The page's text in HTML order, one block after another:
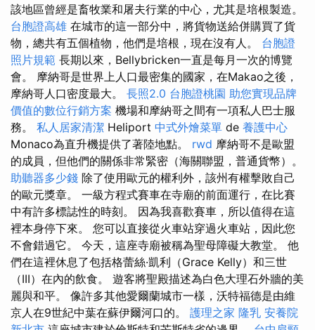
該地區曾經是畜牧業和屠夫行業的中心，尤其是培根製造。
台胞證高雄 在城市的這一部分中，將貨物送給併購買了貨
物，總共有五個植物，他們是培根，現在沒有人。 台胞證
照片規範 長期以來，Bellybricken一直是每月一次的博覽
會。 摩納哥是世界上人口最密集的國家，在Makao之後，
摩納哥人口密度最大。 長照2.0 台胞證桃園 助您實現品牌
價值的數位行銷方案 機場和摩納哥之間有一項私人巴士服
務。 私人居家清潔 Heliport 中式外燴菜單 de 養護中心
Monaco為直升機提供了著陸地點。 rwd 摩納哥不是歐盟
的成員，但他們的關係非常緊密（海關聯盟，普通貨幣）。
助聽器多少錢 除了使用歐元的權利外，該州有權擊敗自己
的歐元獎章。 一級方程式賽車在寺廟的前面運行，在比賽
中有許多標誌性的時刻。 因為我喜歡賽車，所以值得在這
裡本身停下來。 您可以直接從火車站穿過火車站，因此您
不會錯過它。 今天，這座寺廟被稱為聖母障礙大教堂。 他
們在這裡休息了包括格蕾絲·凱利（Grace Kelly）和三世
（III）在內的飲食。 遊客將聖殿描述為白色大理石外牆的美
麗與和平。 像許多其他愛爾蘭城市一樣，沃特福德是由維
京人在9世紀中葉在蘇伊爾河口的。 護理之家 隆乳 安養院